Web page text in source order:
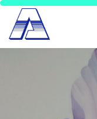
Skip
to
content